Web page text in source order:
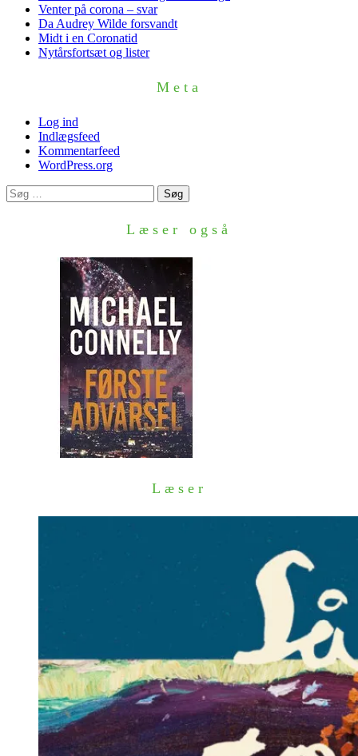
Venter på corona – svar
Da Audrey Wilde forsvandt
Midt i en Coronatid
Nytårsfortsæt og lister
Meta
Log ind
Indlægsfeed
Kommentarfeed
WordPress.org
Søg
efter:
Læser også
Læser